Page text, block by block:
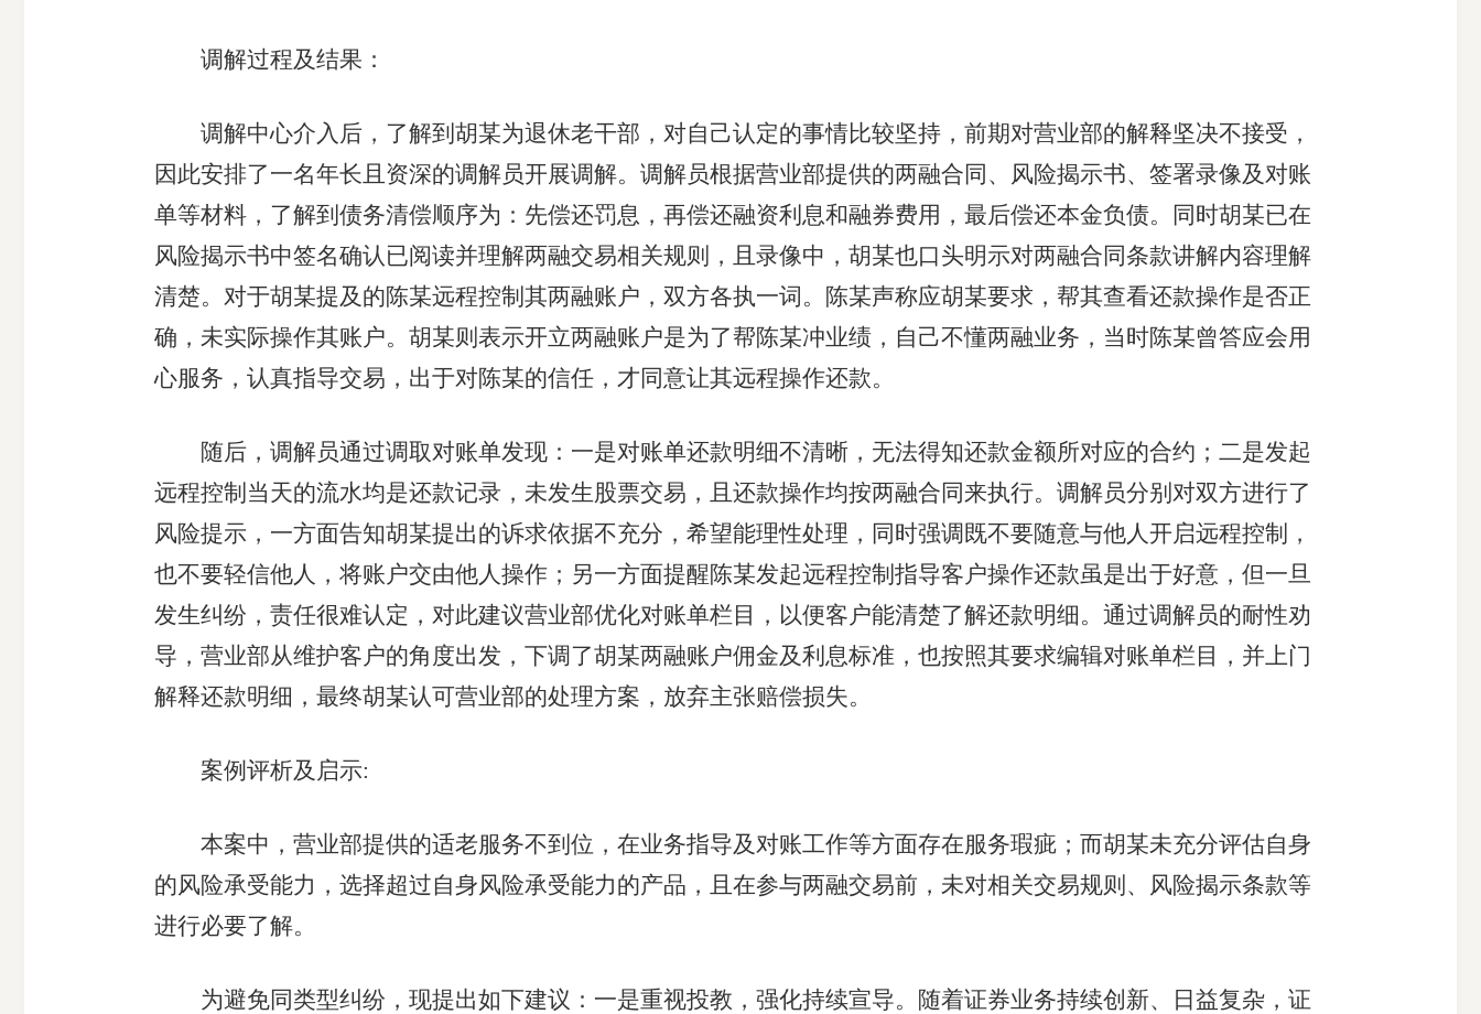
调解过程及结果：
调解中心介入后，了解到胡某为退休老干部，对自己认定的事情比较坚持，前期对营业部的解释坚决不接受，
因此安排了一名年长且资深的调解员开展调解。调解员根据营业部提供的两融合同、风险揭示书、签署录像及对账
单等材料，了解到债务清偿顺序为：先偿还罚息，再偿还融资利息和融券费用，最后偿还本金负债。同时胡某已在
风险揭示书中签名确认已阅读并理解两融交易相关规则，且录像中，胡某也口头明示对两融合同条款讲解内容理解
清楚。对于胡某提及的陈某远程控制其两融账户，双方各执一词。陈某声称应胡某要求，帮其查看还款操作是否正
确，未实际操作其账户。胡某则表示开立两融账户是为了帮陈某冲业绩，自己不懂两融业务，当时陈某曾答应会用
心服务，认真指导交易，出于对陈某的信任，才同意让其远程操作还款。
随后，调解员通过调取对账单发现：一是对账单还款明细不清晰，无法得知还款金额所对应的合约；二是发起
远程控制当天的流水均是还款记录，未发生股票交易，且还款操作均按两融合同来执行。调解员分别对双方进行了
风险提示，一方面告知胡某提出的诉求依据不充分，希望能理性处理，同时强调既不要随意与他人开启远程控制，
也不要轻信他人，将账户交由他人操作；另一方面提醒陈某发起远程控制指导客户操作还款虽是出于好意，但一旦
发生纠纷，责任很难认定，对此建议营业部优化对账单栏目，以便客户能清楚了解还款明细。通过调解员的耐性劝
导，营业部从维护客户的角度出发，下调了胡某两融账户佣金及利息标准，也按照其要求编辑对账单栏目，并上门
解释还款明细，最终胡某认可营业部的处理方案，放弃主张赔偿损失。
案例评析及启示:
本案中，营业部提供的适老服务不到位，在业务指导及对账工作等方面存在服务瑕疵；而胡某未充分评估自身
的风险承受能力，选择超过自身风险承受能力的产品，且在参与两融交易前，未对相关交易规则、风险揭示条款等
进行必要了解。
为避免同类型纠纷，现提出如下建议：一是重视投教，强化持续宣导。随着证券业务持续创新、日益复杂，证